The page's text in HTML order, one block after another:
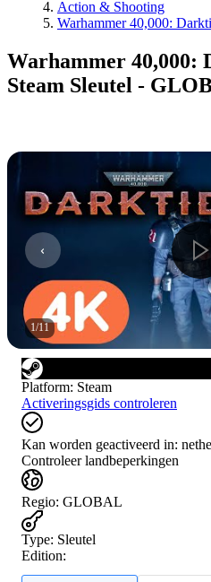
Action & Shooting
Warhammer 40,000:
Warhammer 40,000:
Steam Sleutel -
1/11
Platform: Steam
Activeringsgids controleren
Kan worden geactiveerd in:
Controleer landbeperkingen
Regio: GLOBAL
Type: Sleutel
Edition: